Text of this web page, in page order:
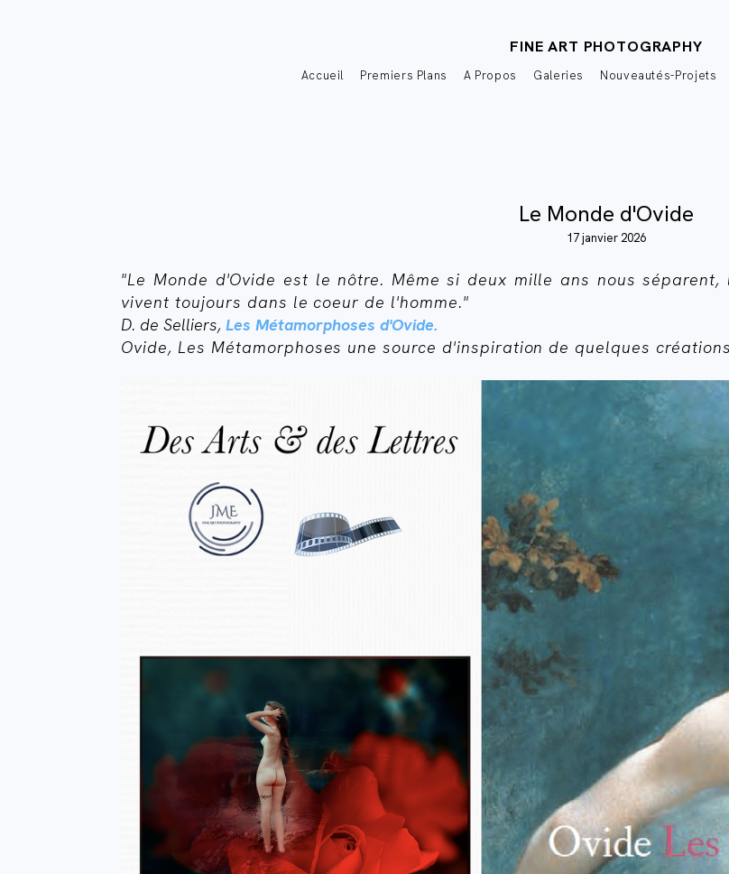
FINE ART PHOTOGRAPHY
Accueil Premiers Plans A Propos Galeries Nouveautés-Projets
Le Monde d'Ovide
17 janvier 2026
"Le Monde d'Ovide est le nôtre. Même si deux mille ans nous
vivent toujours dans le coeur de l'homme."
D. de Selliers,Les Métamorphoses d'Ovide.
Ovide, Les Métamorphoses une source d'inspiration de quelques